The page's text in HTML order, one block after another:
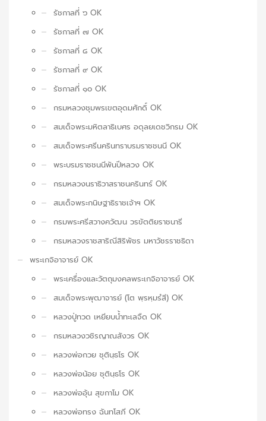
รัชกาลที่ ๖ OK
รัชกาลที่ ๗ OK
รัชกาลที่ ๘ OK
รัชกาลที่ ๙ OK
รัชกาลที่ ๑๐ OK
กรมหลวงชุมพรเขตอุดมศักดิ์ OK
สมเด็จพระมหิตลาธิเบศร อดุลยเดชวิกรม OK
สมเด็จพระศรีนครินทราบรมราชชนนี OK
พระบรมราชชนนีพันปีหลวง OK
กรมหลวงนราธิวาสราชนครินทร์ OK
สมเด็จพระกนิษฐาธิราชเจ้าฯ OK
กรมพระศรีสวางควัฒน วรขัตติยราชนารี
กรมหลวงราชสาริณีสิริพัชร มหาวัชรราชธิดา
พระเกจิอาจารย์ OK
พระเครื่องและวัตถุมงคลพระเกจิอาจารย์ OK
สมเด็จพระพุฒาจารย์ (โต พฺรหฺมรํสี) OK
หลวงปู่ทวด เหยียบน้ำทะเลจืด OK
กรมหลวงวชิรญาณสังวร OK
หลวงพ่อกวย ชุตินฺธโร OK
หลวงพ่อน้อย ชุตินฺธโร OK
หลวงพ่ออุ้น สุขกาโม OK
หลวงพ่อทรง ฉันทโสภี OK